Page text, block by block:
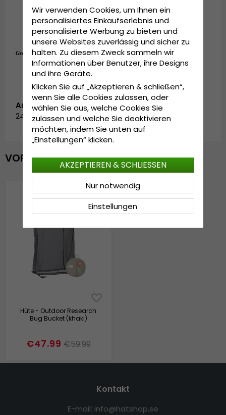
TransAction™ Headband
No-See-Um Mesh
UPF 50+
Grösseninformationen: One size
Artikelnummer:
243380-0800-khaki-2
VOR KURZEM ANGESEHEN
Hüte - Outdoor Research
Bug Bucket (khaki)
€47.99 €59.99
Kontakt
E-mail: info@hatshop.se
Wir verwenden Cookies, um Ihnen ein
personalisiertes Einkaufserlebnis und
personalisierte Werbung zu bieten und
unsere Websites zuverlässig und sicher zu
halten. Zu diesem Zweck sammeln wir
Informationen über Benutzer, ihre Designs
und ihre Geräte.
Klicken Sie auf „Akzeptieren & schließen“,
wenn Sie alle Cookies zulassen, oder
wählen Sie aus, welche Cookies Sie
zulassen und welche Sie deaktivieren
möchten, indem Sie unten auf
„Einstellungen“ klicken.
Einstellungen
Nur notwendig
AKZEPTIEREN & SCHLIESSEN